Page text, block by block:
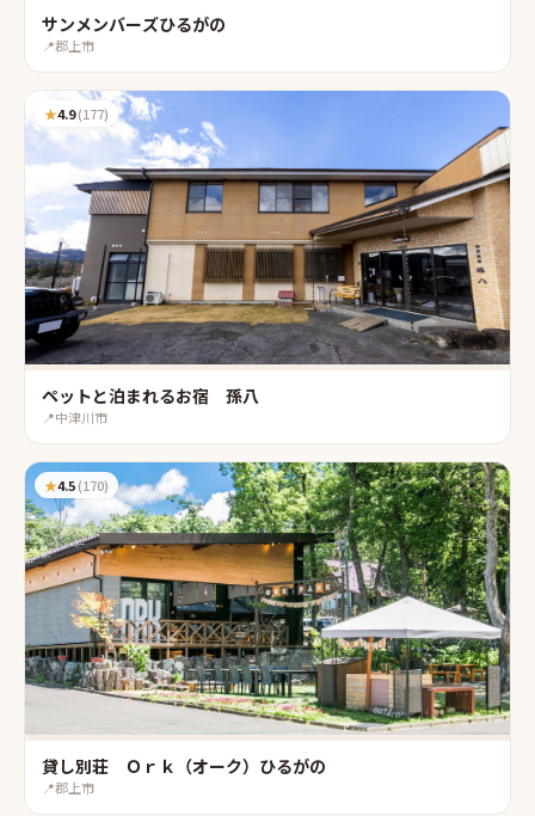
サンメンバーズひるがの
📍郡上市
★4.9(177)
ペットと泊まれるお宿 孫八
📍中津川市
★4.5(170)
貸し別荘 Ｏｒｋ（オーク）ひるがの
📍郡上市